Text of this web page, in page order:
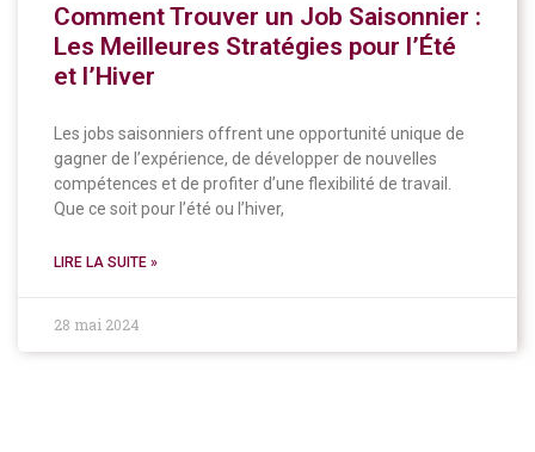
Comment Trouver un Job Saisonnier :
Les Meilleures Stratégies pour l’Été
et l’Hiver
Les jobs saisonniers offrent une opportunité unique de
gagner de l’expérience, de développer de nouvelles
compétences et de profiter d’une flexibilité de travail.
Que ce soit pour l’été ou l’hiver,
LIRE LA SUITE »
28 mai 2024